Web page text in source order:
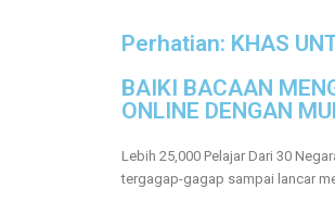
Perhatian: KHAS
BAIKI BACAAN
ONLINE DENGAN
Lebih 25,000 Pelajar Dari 30
tergagap-gagap sampai lancar